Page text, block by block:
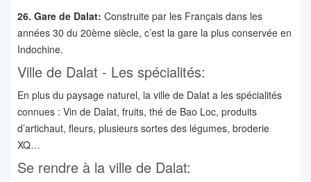
26. Gare de Dalat: Construite par les Français dans les
années 30 du 20ème siècle, c’est la gare la plus conservée en
Indochine.
Ville de Dalat - Les spécialités:
En plus du paysage naturel, la ville de Dalat a les spécialités
connues : Vin de Dalat, fruits, thé de Bao Loc, produits
d’artichaut, fleurs, plusieurs sortes des légumes, broderie
XQ…
Se rendre à la ville de Dalat: